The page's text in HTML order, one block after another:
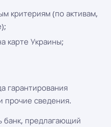
критериям (по активам,
карте Украины;
гарантирования
прочие сведения.
банк, предлагающий